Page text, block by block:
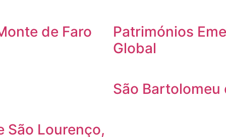
de Faro
Patrimónios
Global
São Bartolomeu
São Lourenço,